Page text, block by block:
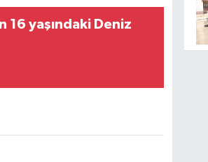
16 yaşındaki Deniz